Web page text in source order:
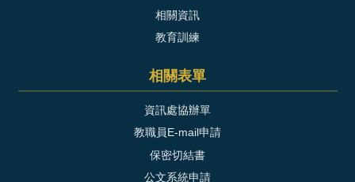
相關資訊
教育訓練
相關表單
資訊處協辦單
教職員E-mail申請
保密切結書
公文系統申請